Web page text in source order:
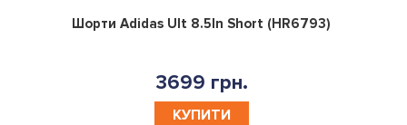
0
Шорти Adidas Ult 8.5In Short (HR6793)
3699 грн.
КУПИТИ